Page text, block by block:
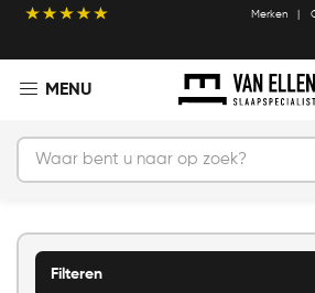
Merken